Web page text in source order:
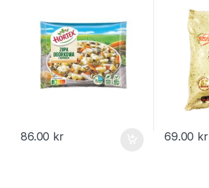
86.00 kr 69.00 kr